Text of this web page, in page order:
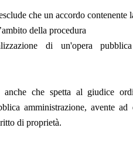
che un accordo contenente
della procedura
di un'opera
che spetta al giudice
amministrazione, avente
di proprietà.